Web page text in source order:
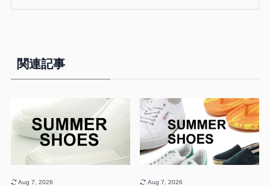
関連記事
Aug 7, 2026 Aug 7, 2026